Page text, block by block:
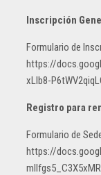
Inscripción
Formulario de
https://
xLlb8-
Registro para
Formulario de
https://